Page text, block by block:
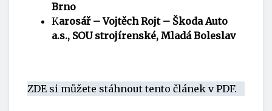
Brno
Karosář – Vojtěch Rojt – Škoda Auto
a.s., SOU strojírenské, Mladá Boleslav
ZDE si můžete stáhnout tento článek v PDF.